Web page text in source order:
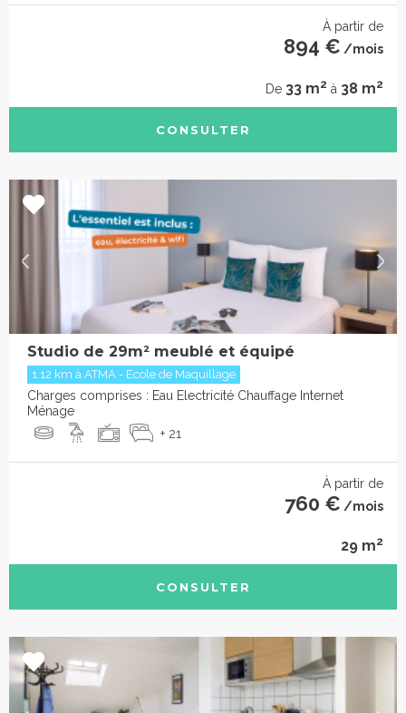
À partir de
894 € /mois
De 33 m2 à 38 m2
CONSULTER
Studio de 29m² meublé et équipé
1.12 km à ATMA - Ecole de Maquillage
Charges comprises : Eau Electricité Chauffage Internet
Ménage
+ 21
À partir de
760 € /mois
29 m2
CONSULTER